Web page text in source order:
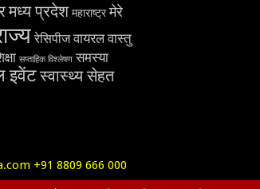
मध्य प्रदेश महाराष्ट्र मेरे
रेसिपीज वायरल वास्तु
सप्ताहिक विश्लेषण समस्या
इवेंटस्वास्थ्य सेहत
+91 8809 666 000